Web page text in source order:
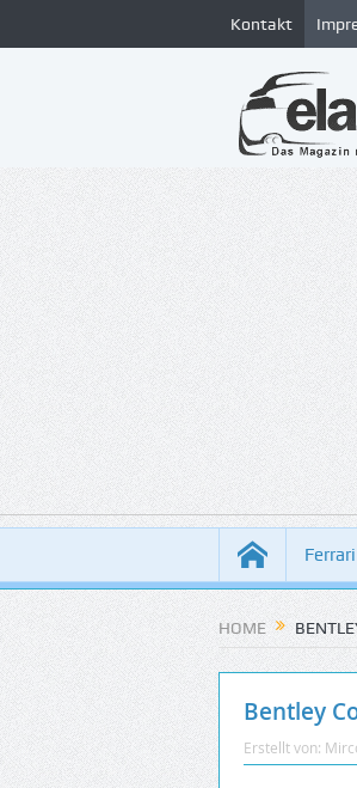
Kontakt
Ferrari
HOME
Bentley
Erstellt von: